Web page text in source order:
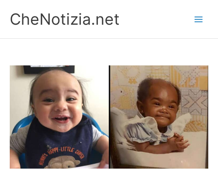
contenuto
CheNotizia.net